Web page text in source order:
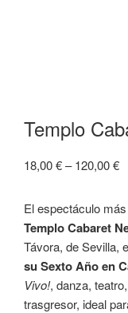
Templo
18,00€–120,00€
El espectáculo
Templo Cabaret
Távora, de Sevilla,
su Sexto Año en
Vivo!, danza,
trasgresor, ideal